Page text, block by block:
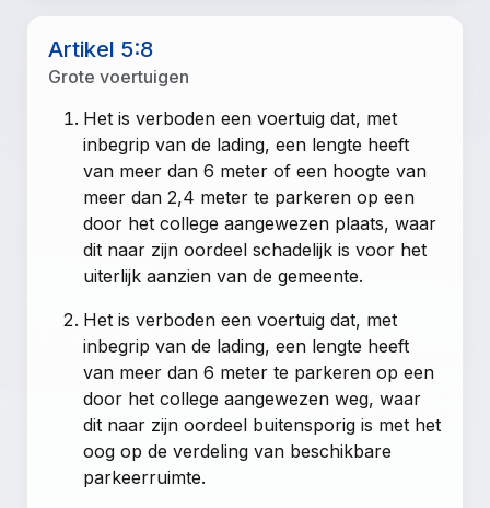
Artikel 5:8
Grote voertuigen
Het is verboden een voertuig dat, met
inbegrip van de lading, een lengte heeft
van meer dan 6 meter of een hoogte van
meer dan 2,4 meter te parkeren op een
door het college aangewezen plaats, waar
dit naar zijn oordeel schadelijk is voor het
uiterlijk aanzien van de gemeente.
Het is verboden een voertuig dat, met
inbegrip van de lading, een lengte heeft
van meer dan 6 meter te parkeren op een
door het college aangewezen weg, waar
dit naar zijn oordeel buitensporig is met het
oog op de verdeling van beschikbare
parkeerruimte.